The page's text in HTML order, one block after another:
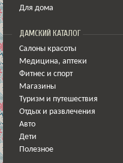
Для дома
ДАМСКИЙ КАТАЛОГ
Салоны красоты
Медицина, аптеки
Фитнес и спорт
Магазины
Туризм и путешествия
Отдых и развлечения
Авто
Дети
Полезное